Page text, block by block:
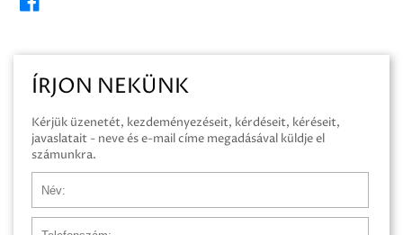
ÍRJON NEKÜNK
Kérjük üzenetét, kezdeményezéseit, kérdéseit, kéréseit,
javaslatait - neve és e-mail címe megadásával küldje el
számunkra.